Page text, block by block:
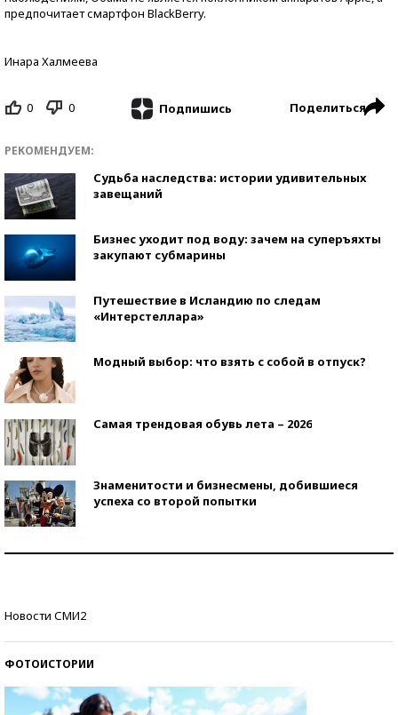
предпочитает смартфон BlackBerry.
Инара Халмеева
0 0 Подпишись Поделиться
РЕКОМЕНДУЕМ:
Судьба наследства: истории удивительных
завещаний
Бизнес уходит под воду: зачем на суперъяхты
закупают субмарины
Путешествие в Исландию по следам
«Интерстеллара»
Модный выбор: что взять с собой в отпуск?
Самая трендовая обувь лета – 2026
Знаменитости и бизнесмены, добившиеся
успеха со второй попытки
Новости СМИ2
ФОТОИСТОРИИ